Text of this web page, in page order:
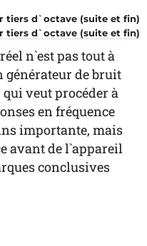
tiers d`octave (suite et fin)
n`est pas tout à
générateur de bruit
veut procéder à
en fréquence
importante, mais
avant de l`appareil
conclusives